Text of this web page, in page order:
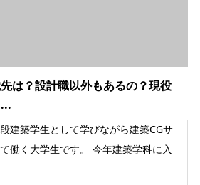
は？設計職以外もあるの？現役
建築学生として学びながら建築CGサ
働く大学生です。 今年建築学科に入